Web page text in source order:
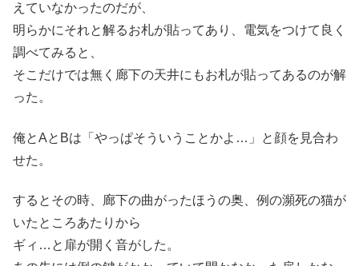
えていなかったのだが、
明らかにそれと解るお札が貼ってあり、電気をつけて良く
調べてみると、
そこだけでは無く廊下の天井にもお札が貼ってあるのが解
った。
俺とAとBは「やっぱそういうことかよ…」と顔を見合わ
せた。
するとその時、廊下の曲がったほうの奥、例の瀕死の猫が
いたところあたりから
ギィ…と扉が開く音がした。